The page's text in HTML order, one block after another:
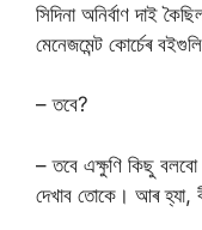
সিদিনা অনিৰ্বাণ দাই
মেনেজমেন্ট কোৰ্চেৰ
– তবে?
– তবে এক্ষুণি কিছু
দেখাব তোকে। আৰ হ্যা,